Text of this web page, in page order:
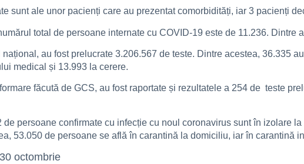
sunt ale unor pacienți care au prezentat comorbidități, iar 3 pacienți
total de persoane internate cu COVID-19 este de 11.236. Dintre
au fost prelucrate 3.206.567 de teste. Dintre acestea, 36.335
medical și 13.993 la cerere.
făcută de GCS, au fost raportate și rezultatele a 254 de teste
de persoane confirmate cu infecție cu noul coronavirus sunt în izolare
53.050 de persoane se află în carantină la domiciliu, iar în carantină
octombrie